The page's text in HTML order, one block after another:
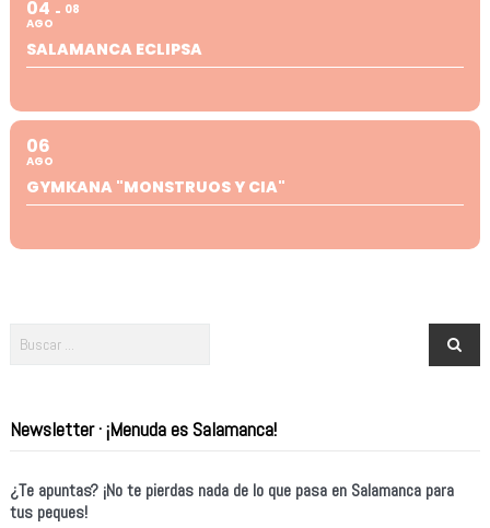
04
AGO
08
SALAMANCA ECLIPSA
06
AGO
GYMKANA "MONSTRUOS Y CIA"
Newsletter · ¡Menuda es Salamanca!
¿Te apuntas? ¡No te pierdas nada de lo que pasa en Salamanca para
tus peques!